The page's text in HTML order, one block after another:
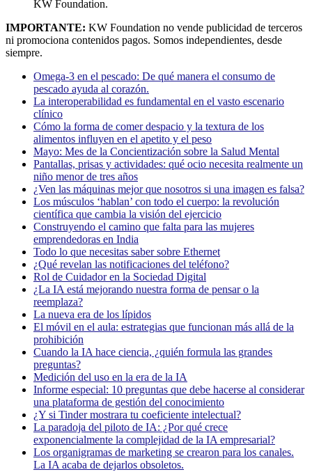
KW Foundation.
IMPORTANTE: KW Foundation no vende publicidad de terceros
ni promociona contenidos pagos. Somos independientes, desde
siempre.
Omega-3 en el pescado: De qué manera el consumo de
pescado ayuda al corazón.
La interoperabilidad es fundamental en el vasto escenario
clínico
Cómo la forma de comer despacio y la textura de los
alimentos influyen en el apetito y el peso
Mayo: Mes de la Concientización sobre la Salud Mental
Pantallas, prisas y actividades: qué ocio necesita realmente un
niño menor de tres años
¿Ven las máquinas mejor que nosotros si una imagen es falsa?
Los músculos ‘hablan’ con todo el cuerpo: la revolución
científica que cambia la visión del ejercicio
Construyendo el camino que falta para las mujeres
emprendedoras en India
Todo lo que necesitas saber sobre Ethernet
¿Qué revelan las notificaciones del teléfono?
Rol de Cuidador en la Sociedad Digital
¿La IA está mejorando nuestra forma de pensar o la
reemplaza?
La nueva era de los lípidos
El móvil en el aula: estrategias que funcionan más allá de la
prohibición
Cuando la IA hace ciencia, ¿quién formula las grandes
preguntas?
Medición del uso en la era de la IA
Informe especial: 10 preguntas que debe hacerse al considerar
una plataforma de gestión del conocimiento
¿Y si Tinder mostrara tu coeficiente intelectual?
La paradoja del piloto de IA: ¿Por qué crece
exponencialmente la complejidad de la IA empresarial?
Los organigramas de marketing se crearon para los canales.
La IA acaba de dejarlos obsoletos.